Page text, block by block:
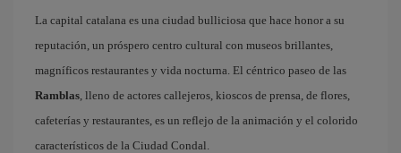
La capital catalana es una ciudad bulliciosa que hace honor a su
reputación, un próspero centro cultural con museos brillantes,
magníficos restaurantes y vida nocturna. El céntrico paseo de las
Ramblas, lleno de actores callejeros, kioscos de prensa, de flores,
cafeterías y restaurantes, es un reflejo de la animación y el colorido
característicos de la Ciudad Condal.